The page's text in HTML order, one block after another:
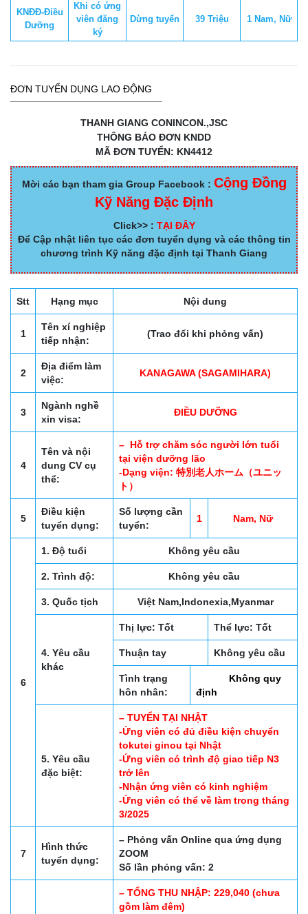
KNĐĐ-Điều
Dưỡng
Khi có ứng
viên đăng
ký
Dừng tuyển 39 Triệu 1 Nam, Nữ
ĐƠN TUYỂN DỤNG LAO ĐỘNG
THANH GIANG CONINCON.,JSC
THÔNG BÁO ĐƠN KNDD
MÃ ĐƠN TUYỂN: KN4412
Mời các bạn tham gia Group Facebook : Cộng Đồng
Kỹ Năng Đặc Định
Click>> : TẠI ĐÂY
Để Cập nhật liên tục các đơn tuyển dụng và các thông tin
chương trình Kỹ năng đặc định tại Thanh Giang
Stt Hạng mục Nội dung
1
Tên xí nghiệp
tiếp nhận:
(Trao đổi khi phỏng vấn)
2
Địa điểm làm
việc:
KANAGAWA (SAGAMIHARA)
3
Ngành nghề
xin visa:
ĐIỀU DƯỠNG
4
Tên và nội
dung CV cụ
thể:
– Hỗ trợ chăm sóc người lớn tuổi
tại viện dưỡng lão
-Dạng viện: 特別老人ホーム（ユニッ
ト）
5
Điều kiện
tuyển dụng:
Số lượng cần
tuyển:
1 Nam, Nữ
6
1. Độ tuổi Không yêu cầu
2. Trình độ: Không yêu cầu
3. Quốc tịch Việt Nam,Indonexia,Myanmar
4. Yêu cầu
khác
Thị lực: Tốt Thể lực: Tốt
Thuận tay Không yêu cầu
Tình trạng
hôn nhân:
Không quy
định
5. Yêu cầu
đặc biệt:
– TUYỂN TẠI NHẬT
-Ứng viên có đủ điều kiện chuyển
tokutei ginou tại Nhật
-Ứng viên có trình độ giao tiếp N3
trở lên
-Nhận ứng viên có kinh nghiệm
-Ứng viên có thể về làm trong tháng
3/2025
7
Hình thức
tuyển dụng:
– Phỏng vấn Online qua ứng dụng
ZOOM
Số lần phỏng vấn: 2
– TỔNG THU NHẬP: 229,040 (chưa
gồm làm đêm)